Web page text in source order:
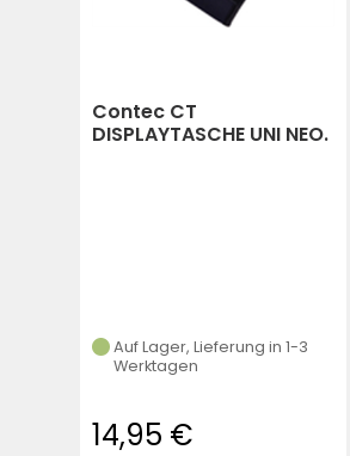
Contec CT
DISPLAYTASCHE UNI NEO.
Auf Lager, Lieferung in 1-3
Werktagen
14,95 €